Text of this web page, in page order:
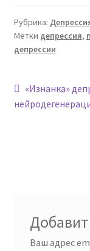
Рубрика:
Метки депрессия,
депрессии
по
Предыдущая
запись:
«Изнанка»
Ваш адрес